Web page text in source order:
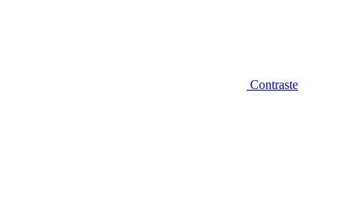
Contraste